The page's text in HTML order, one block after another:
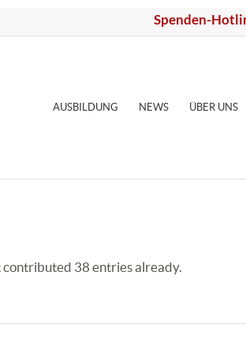
Spenden-
AUSBILDUNG NEWS ÜBER UNS
contributed 38 entries already.